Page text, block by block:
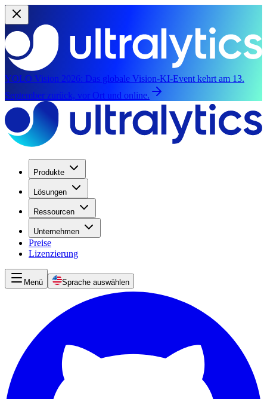
YOLO Vision 2026: Das globale Vision-KI-Event kehrt am 13.
September zurück, vor Ort und online.
Produkte
Lösungen
Ressourcen
Unternehmen
Preise
Lizenzierung
Menü Sprache auswählen